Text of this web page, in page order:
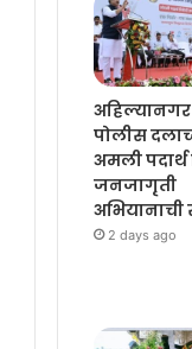
अहिल्यानगर
पोलीस
अमली पदार्थ
जनजागृती
अभियानाची
2 days ago